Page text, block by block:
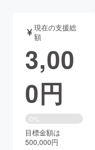
音楽
ゲーム・サ
書籍・雑誌
チャレンジ
現在の支援総
額
3,00
0円
0%
目標金額は
500,000円